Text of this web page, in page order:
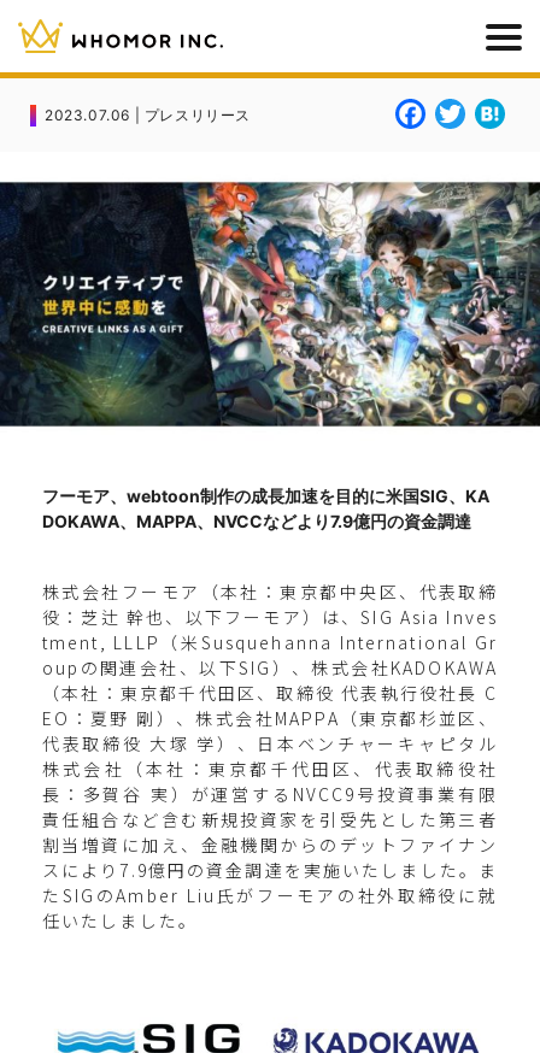
2023.07.06 | プレスリリース F
a
c
e
b
o
o
k
T
w
it
t
e
r
t
e
n
a
フーモア、webtoon制作の成長加速を目的に米国SIG、KA
DOKAWA、MAPPA、NVCCなどより7.9億円の資金調達
株式会社フーモア（本社：東京都中央区、代表取締
役：芝辻 幹也、以下フーモア）は、SIG Asia Inves
tment, LLLP（米Susquehanna International Gr
oupの関連会社、以下SIG）、株式会社KADOKAWA
（本社：東京都千代田区、取締役 代表執行役社長 C
EO：夏野 剛）、株式会社MAPPA（東京都杉並区、
代表取締役 大塚 学）、日本ベンチャーキャピタル
株式会社（本社：東京都千代田区、代表取締役社
長：多賀谷 実）が運営するNVCC9号投資事業有限
責任組合など含む新規投資家を引受先とした第三者
割当増資に加え、金融機関からのデットファイナン
スにより7.9億円の資金調達を実施いたしました。ま
たSIGのAmber Liu氏がフーモアの社外取締役に就
任いたしました。